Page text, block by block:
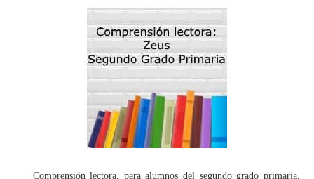
Comprensión lectora, para alumnos del segundo grado primaria,